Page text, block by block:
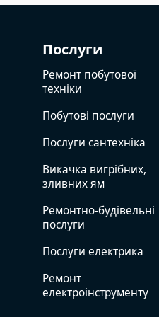
Послуги
Ремонт побутової
техніки
Побутові послуги
Послуги сантехніка
Викачка вигрібних,
зливних ям
Ремонтно-будівельні
послуги
Послуги електрика
Ремонт
електроінструменту